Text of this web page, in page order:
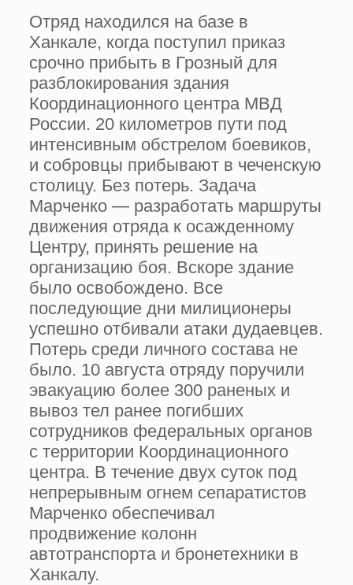
Отряд находился на базе в
Ханкале, когда поступил приказ
срочно прибыть в Грозный для
разблокирования здания
Координационного центра МВД
России. 20 километров пути под
интенсивным обстрелом боевиков,
и собровцы прибывают в чеченскую
столицу. Без потерь. Задача
Марченко — разработать маршруты
движения отряда к осажденному
Центру, принять решение на
организацию боя. Вскоре здание
было освобождено. Все
последующие дни милиционеры
успешно отбивали атаки дудаевцев.
Потерь среди личного состава не
было. 10 августа отряду поручили
эвакуацию более 300 раненых и
вывоз тел ранее погибших
сотрудников федеральных органов
с территории Координационного
центра. В течение двух суток под
непрерывным огнем сепаратистов
Марченко обеспечивал
продвижение колонн
автотранспорта и бронетехники в
Ханкалу.